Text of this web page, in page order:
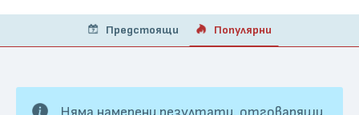
Предстоящи Популярни